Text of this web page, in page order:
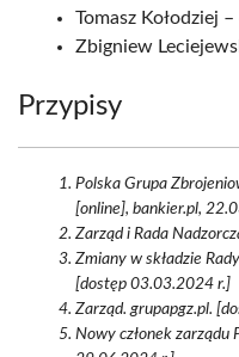
Tomasz Kołodziej
Zbigniew
Przypisy
Polska Grupa
[online], bankier.pl,
Zarząd i Rada
Zmiany w składzie
[dostęp 03.03.2024 r.]
Zarząd. grupapgz.pl.
Nowy członek zarządu